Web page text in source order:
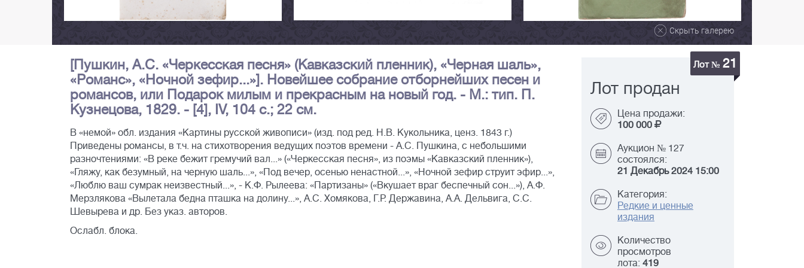
Скрыть галерею
[Пушкин, А.С. «Черкесская песня» (Кавказский пленник), «Черная шаль»,
«Романс», «Ночной зефир...»]. Новейшее собрание отборнейших песен и
романсов, или Подарок милым и прекрасным на новый год. - М.: тип. П.
Кузнецова, 1829. - [4], IV, 104 с.; 22 см.
В «немой» обл. издания «Картины русской живописи» (изд. под ред. Н.В. Кукольника, ценз. 1843 г.)
Приведены романсы, в т.ч. на стихотворения ведущих поэтов времени - А.С. Пушкина, с небольшими
разночтениями: «В реке бежит гремучий вал...» («Черкесская песня», из поэмы «Кавказский пленник»),
«Гляжу, как безумный, на черную шаль...», «Под вечер, осенью ненастной...», «Ночной зефир струит эфир...»,
«Люблю ваш сумрак неизвестный...», - К.Ф. Рылеева: «Партизаны» («Вкушает враг беспечный сон...»), А.Ф.
Мерзлякова «Вылетала бедна пташка на долину...», А.С. Хомякова, Г.Р. Державина, А.А. Дельвига, С.С.
Шевырева и др. Без указ. авторов.
Ослабл. блока.
Лот № 21
Лот продан
Цена продажи:
100 000
Аукцион № 127
состоялся:
21 Декабрь 2024 15:00
Категория:
Редкие и ценные
издания
Количество
просмотров
лота: 419